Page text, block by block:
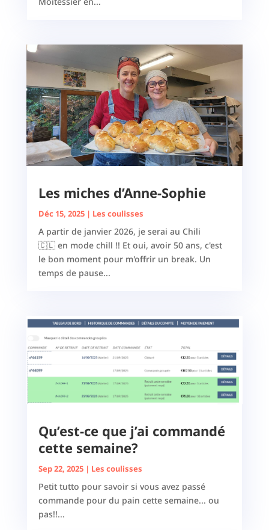
Les miches d’Anne-Sophie
Déc 15, 2025| Les coulisses
A partir de janvier 2026, je serai au Chili
🇨🇱 en mode chill !! Et oui, avoir 50 ans, c'est
le bon moment pour m'offrir un break. Un
temps de pause...
Qu’est-ce que j’ai commandé
cette semaine?
Sep 22, 2025| Les coulisses
Petit tutto pour savoir si vous avez passé
commande pour du pain cette semaine... ou
pas!!...